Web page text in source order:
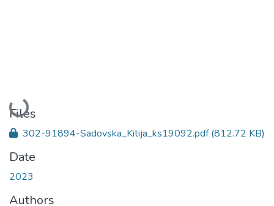
Loading...
Files
302-91894-Sadovska_Kitija_ks19092.pdf(812.72 KB)
Date
2023
Authors